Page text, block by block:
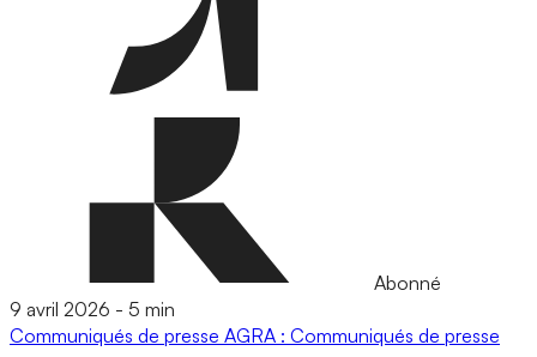
Abonné
9 avril 2026 - 5 min
Communiqués de presse AGRA : Communiqués de presse